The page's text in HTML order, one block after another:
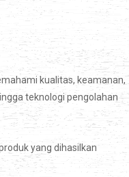
kualitas, keamanan,
teknologi pengolahan
yang dihasilkan